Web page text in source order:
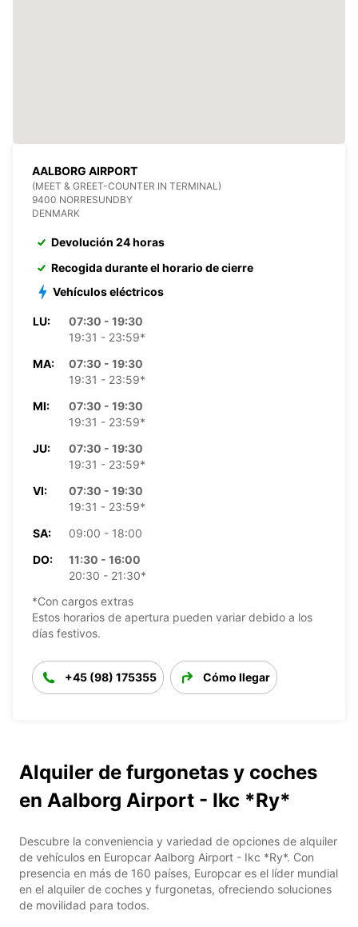
AALBORG AIRPORT
(MEET & GREET-COUNTER IN TERMINAL)
9400 NORRESUNDBY
DENMARK
Devolución 24 horas
Recogida durante el horario de cierre
Vehículos eléctricos
LU:
07:30 - 19:30
19:31 - 23:59*
MA:
07:30 - 19:30
19:31 - 23:59*
MI:
07:30 - 19:30
19:31 - 23:59*
JU:
07:30 - 19:30
19:31 - 23:59*
VI:
07:30 - 19:30
19:31 - 23:59*
SA:
09:00 - 18:00
DO:
11:30 - 16:00
20:30 - 21:30*
*Con cargos extras
Estos horarios de apertura pueden variar debido a los
días festivos.
+45 (98) 175355 Cómo llegar
Alquiler de furgonetas y coches
en Aalborg Airport - Ikc *Ry*
Descubre la conveniencia y variedad de opciones de alquiler
de vehículos en Europcar Aalborg Airport - Ikc *Ry*. Con
presencia en más de 160 países, Europcar es el líder mundial
en el alquiler de coches y furgonetas, ofreciendo soluciones
de movilidad para todos.